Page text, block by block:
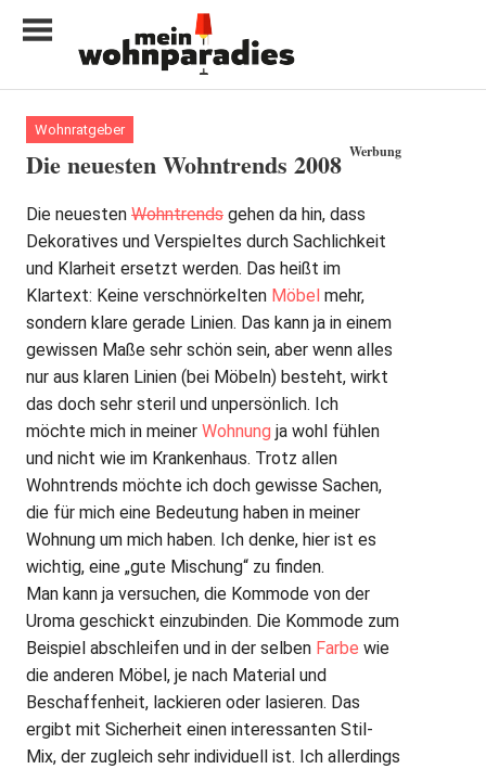
Inhalt
My
home
is
my
Wohnratgeber
Die neuesten Wohntrends 2008 Werbung
Die neuesten Wohntrends gehen da hin, dass
Dekoratives und Verspieltes durch Sachlichkeit
und Klarheit ersetzt werden. Das heißt im
Klartext: Keine verschnörkelten Möbel mehr,
sondern klare gerade Linien. Das kann ja in einem
gewissen Maße sehr schön sein, aber wenn alles
nur aus klaren Linien (bei Möbeln) besteht, wirkt
das doch sehr steril und unpersönlich. Ich
möchte mich in meiner Wohnung ja wohl fühlen
und nicht wie im Krankenhaus. Trotz allen
Wohntrends möchte ich doch gewisse Sachen,
die für mich eine Bedeutung haben in meiner
Wohnung um mich haben. Ich denke, hier ist es
wichtig, eine „gute Mischung“ zu finden.
Man kann ja versuchen, die Kommode von der
Uroma geschickt einzubinden. Die Kommode zum
Beispiel abschleifen und in der selben Farbe wie
die anderen Möbel, je nach Material und
Beschaffenheit, lackieren oder lasieren. Das
ergibt mit Sicherheit einen interessanten Stil-
Mix, der zugleich sehr individuell ist. Ich allerdings